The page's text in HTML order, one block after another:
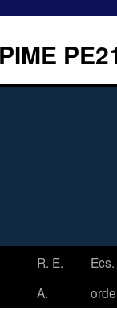
R. E.
A.